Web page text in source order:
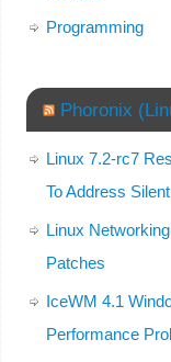
Programming
Phoronix
Linux 7.2-rc7
To Address
Linux
Patches
IceWM 4.1
Performance